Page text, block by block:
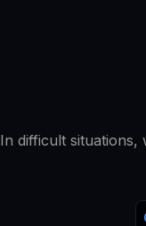
In difficult situations,